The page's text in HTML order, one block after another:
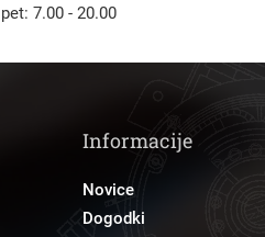
7.00 - 20.00
Informacije
Novice
Dogodki